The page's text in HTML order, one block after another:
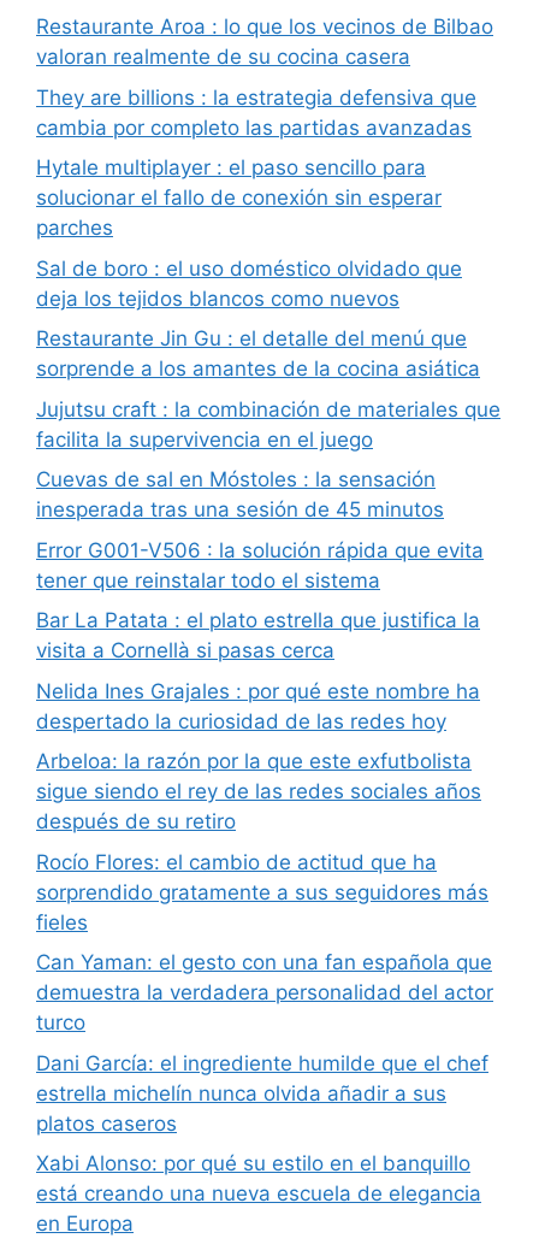
Restaurante Aroa : lo que los vecinos de Bilbao
valoran realmente de su cocina casera
They are billions : la estrategia defensiva que
cambia por completo las partidas avanzadas
Hytale multiplayer : el paso sencillo para
solucionar el fallo de conexión sin esperar
parches
Sal de boro : el uso doméstico olvidado que
deja los tejidos blancos como nuevos
Restaurante Jin Gu : el detalle del menú que
sorprende a los amantes de la cocina asiática
Jujutsu craft : la combinación de materiales que
facilita la supervivencia en el juego
Cuevas de sal en Móstoles : la sensación
inesperada tras una sesión de 45 minutos
Error G001-V506 : la solución rápida que evita
tener que reinstalar todo el sistema
Bar La Patata : el plato estrella que justifica la
visita a Cornellà si pasas cerca
Nelida Ines Grajales : por qué este nombre ha
despertado la curiosidad de las redes hoy
Arbeloa: la razón por la que este exfutbolista
sigue siendo el rey de las redes sociales años
después de su retiro
Rocío Flores: el cambio de actitud que ha
sorprendido gratamente a sus seguidores más
fieles
Can Yaman: el gesto con una fan española que
demuestra la verdadera personalidad del actor
turco
Dani García: el ingrediente humilde que el chef
estrella michelín nunca olvida añadir a sus
platos caseros
Xabi Alonso: por qué su estilo en el banquillo
está creando una nueva escuela de elegancia
en Europa